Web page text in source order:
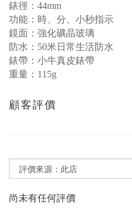
錶徑：44mm
功能：時、分、小秒指示
鏡面：強化礦晶玻璃
防水：50米日常生活防水
錶帶： 小牛真皮錶帶
重量：115g
顧客評價
尚未有任何評價